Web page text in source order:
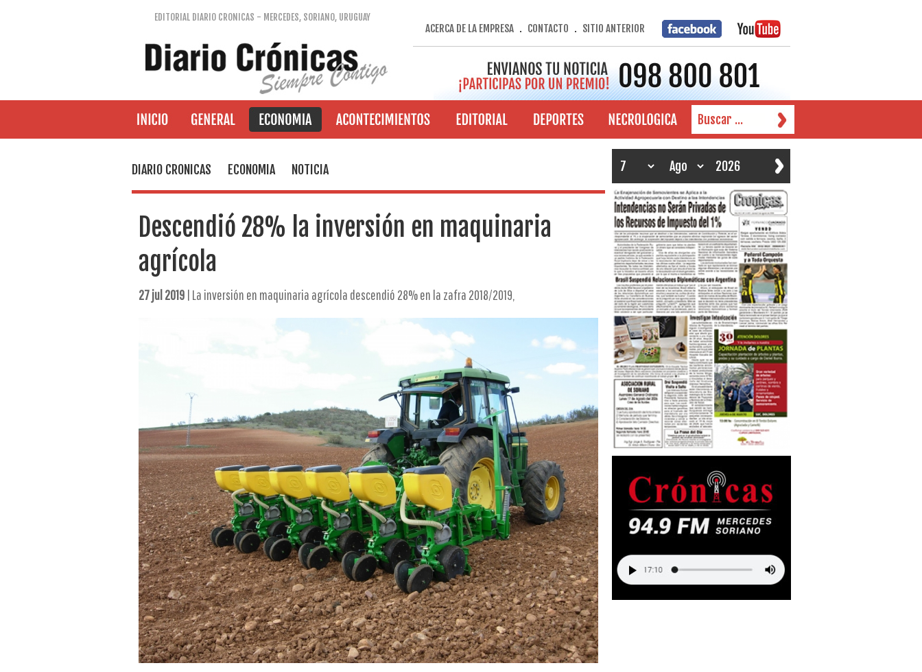
EDITORIAL DIARIO CRONICAS - MERCEDES, SORIANO, URUGUAY
ACERCA DE LA EMPRESA. CONTACTO . SITIO ANTERIOR
DIARIO CRONICAS ECONOMIA NOTICIA
Descendió 28% la inversión en maquinaria
agrícola
27 jul 2019| La inversión en maquinaria agrícola descendió 28% en la zafra 2018/2019,